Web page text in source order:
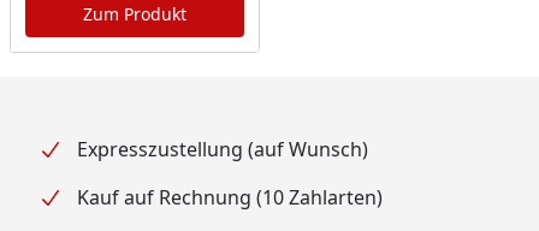
Zum Produkt
Expresszustellung (auf Wunsch)
Kauf auf Rechnung (10 Zahlarten)